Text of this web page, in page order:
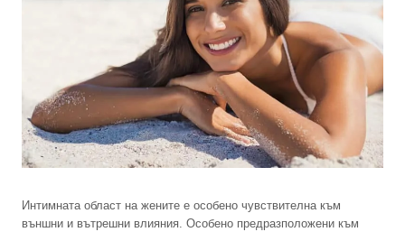
Интимната област на жените е особено чувствителна към
външни и вътрешни влияния. Особено предразположени към